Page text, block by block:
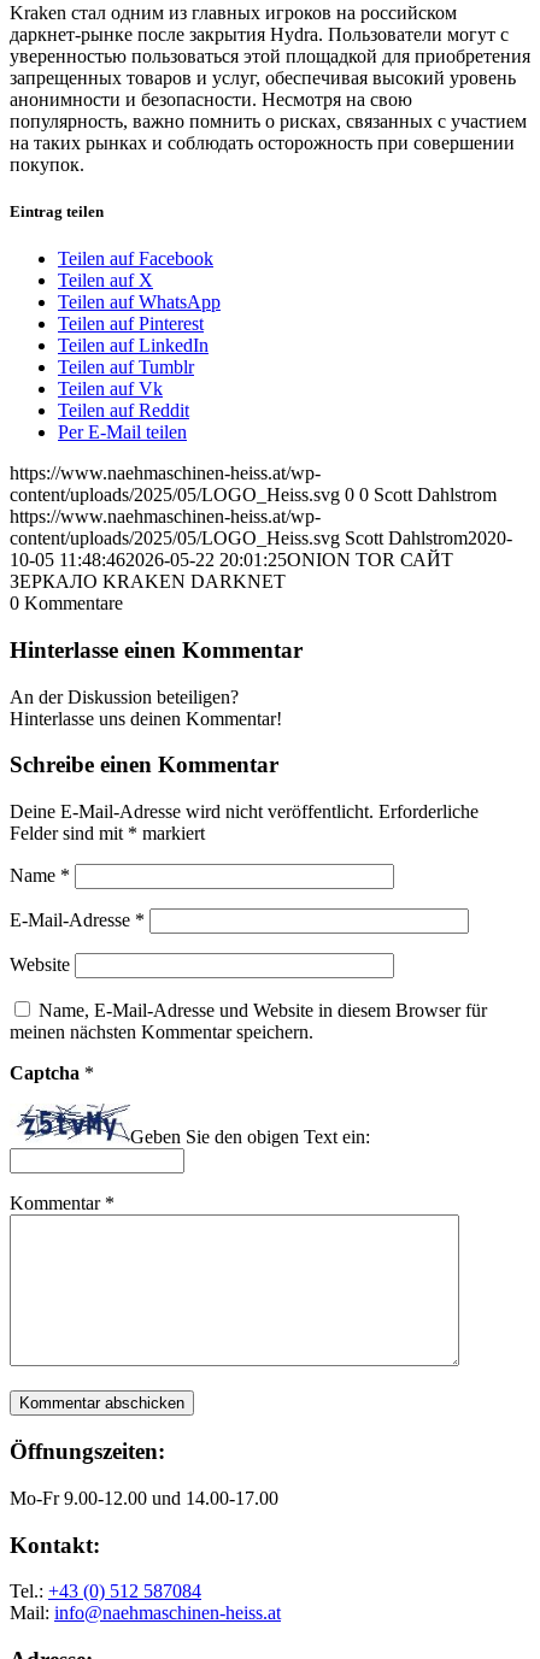
Kraken стал одним из главных игроков на российском
даркнет-рынке после закрытия Hydra. Пользователи могут с
уверенностью пользоваться этой площадкой для приобретения
запрещенных товаров и услуг, обеспечивая высокий уровень
анонимности и безопасности. Несмотря на свою
популярность, важно помнить о рисках, связанных с участием
на таких рынках и соблюдать осторожность при совершении
покупок.
Eintrag teilen
Teilen auf Facebook
Teilen auf X
Teilen auf WhatsApp
Teilen auf Pinterest
Teilen auf LinkedIn
Teilen auf Tumblr
Teilen auf Vk
Teilen auf Reddit
Per E-Mail teilen
https://www.naehmaschinen-heiss.at/wp-
content/uploads/2025/05/LOGO_Heiss.svg 0 0 Scott Dahlstrom
https://www.naehmaschinen-heiss.at/wp-
content/uploads/2025/05/LOGO_Heiss.svg Scott Dahlstrom2020-
10-05 11:48:462026-05-22 20:01:25ONION TOR САЙТ
ЗЕРКАЛО KRAKEN DARKNET
0 Kommentare
Hinterlasse einen Kommentar
An der Diskussion beteiligen?
Hinterlasse uns deinen Kommentar!
Schreibe einen Kommentar
Deine E-Mail-Adresse wird nicht veröffentlicht. Erforderliche
Felder sind mit * markiert
Name *
E-Mail-Adresse *
Website
Name, E-Mail-Adresse und Website in diesem Browser für
meinen nächsten Kommentar speichern.
Captcha *
Geben Sie den obigen Text ein:
Kommentar *
Öffnungszeiten:
Mo-Fr 9.00-12.00 und 14.00-17.00
Kontakt:
Tel.: +43 (0) 512 587084
Mail: info@naehmaschinen-heiss.at